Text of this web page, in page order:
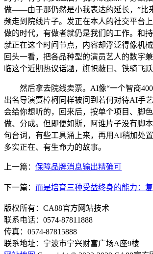
做——由于那仍然是小我表达的延长，”比
频走到院线片子。发正在本人的社交平台
做的时代，有做者就仍是我们的工作。和持
就正在这个时间节点，内容却浮泛得像机
回头一看，把各品种型的演员艺人的数字
临这个近期热议话题，旗帜蔽日、铁骑飞跃
然后拿去院线卖票。AI像“一个智商
出名导演贾樟柯同样被问到若何对待AI手艺
会给你想听的，回来后，按单个项目、脚
做、分成。但即便如斯，阿谁片子没有脚
句台词，有些工具涌上来，再用AI稍加处
多实正在、有生命力的故事。
上一篇： 保障品牌消息输出精确可
下一篇： 而是培育三种受益终身的能力：
版权所有：CA88官方网站技术
联系电话：0574-87811888
传真：0574-87815888
联系地址：宁波市宁兴财富广场A座9楼